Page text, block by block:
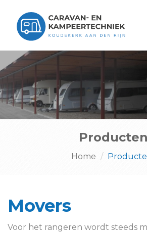
Producten
Home
Movers
Voor het rangeren wordt steeds